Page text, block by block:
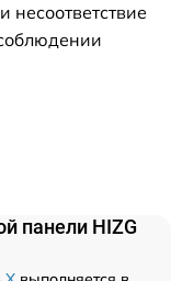
несоответствие
панели HIZG